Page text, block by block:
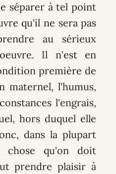
séparer à tel point
qu'il ne sera pas
au sérieux
Il n'est en
première de
maternel, l'humus,
l'engrais,
hors duquel elle
dans la plupart
chose qu'on doit
prendre plaisir à